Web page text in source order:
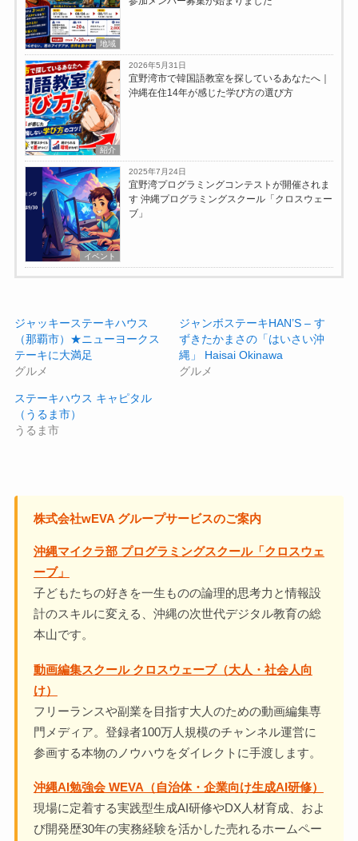
地域
紹介
2026年5月31日
宜野湾市で韓国語教室を探しているあなたへ｜
沖縄在住14年が感じた学び方の選び方
イベント
2025年7月24日
宜野湾プログラミングコンテストが開催されま
す 沖縄プログラミングスクール「クロスウェー
ブ」
ジャッキーステーキハウス
（那覇市）★ニューヨークス
テーキに大満足
グルメ
ジャンボステーキHAN’S – す
ずきたかまさの「はいさい沖
縄」 Haisai Okinawa
グルメ
ステーキハウス キャピタル
（うるま市）
うるま市
株式会社wEVA グループサービスのご案内
沖縄マイクラ部 プログラミングスクール「クロスウェ
ーブ」
子どもたちの好きを一生ものの論理的思考力と情報設
計のスキルに変える、沖縄の次世代デジタル教育の総
本山です。
動画編集スクール クロスウェーブ（大人・社会人向
け）
フリーランスや副業を目指す大人のための動画編集専
門メディア。登録者100万人規模のチャンネル運営に
参画する本物のノウハウをダイレクトに手渡します。
沖縄AI勉強会 WEVA（自治体・企業向け生成AI研修）
現場に定着する実践型生成AI研修やDX人材育成、およ
び開発歴30年の実務経験を活かした売れるホームペー